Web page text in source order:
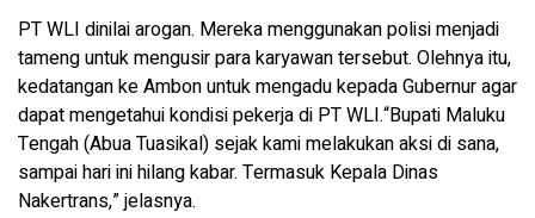
PT WLI dinilai arogan. Mereka menggunakan polisi menjadi
tameng untuk mengusir para karyawan tersebut. Olehnya itu,
kedatangan ke Ambon untuk mengadu kepada Gubernur agar
dapat mengetahui kondisi pekerja di PT WLI.“Bupati Maluku
Tengah (Abua Tuasikal) sejak kami melakukan aksi di sana,
sampai hari ini hilang kabar. Termasuk Kepala Dinas
Nakertrans,” jelasnya.